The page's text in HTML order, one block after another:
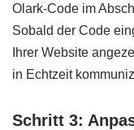
Olark-Code im
Sobald der Code
Ihrer Website
in Echtzeit
Schritt 3: